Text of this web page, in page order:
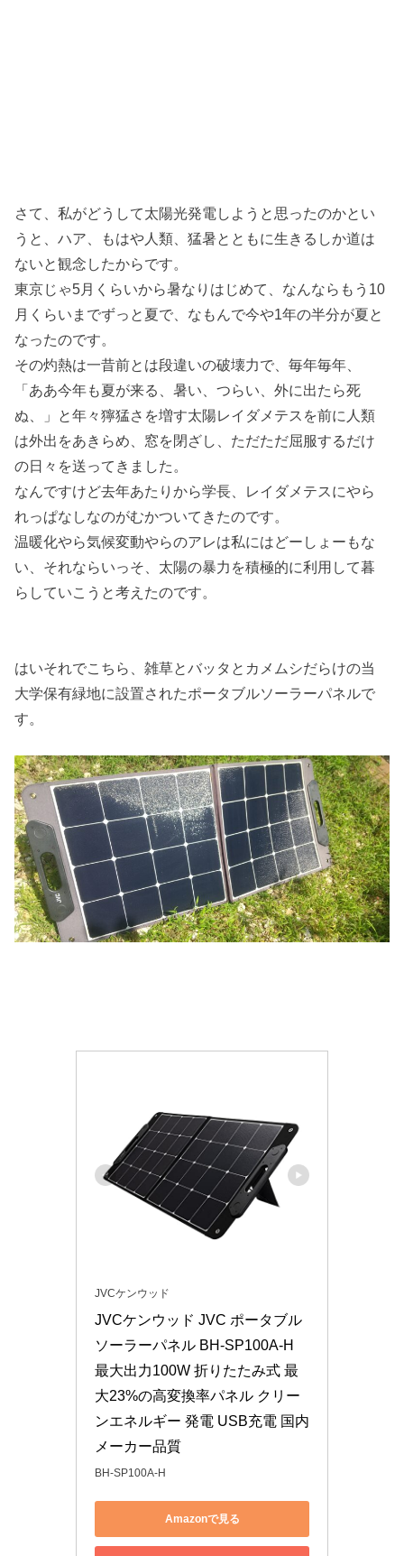
さて、私がどうして太陽光発電しようと思ったのかとい
うと、ハア、もはや人類、猛暑とともに生きるしか道は
ないと観念したからです。
東京じゃ5月くらいから暑なりはじめて、なんならもう10
月くらいまでずっと夏で、なもんで今や1年の半分が夏と
なったのです。
その灼熱は一昔前とは段違いの破壊力で、毎年毎年、
「ああ今年も夏が来る、暑い、つらい、外に出たら死
ぬ、」と年々獰猛さを増す太陽レイダメテスを前に人類
は外出をあきらめ、窓を閉ざし、ただただ屈服するだけ
の日々を送ってきました。
なんですけど去年あたりから学長、レイダメテスにやら
れっぱなしなのがむかついてきたのです。
温暖化やら気候変動やらのアレは私にはどーしょーもな
い、それならいっそ、太陽の暴力を積極的に利用して暮
らしていこうと考えたのです。
はいそれでこちら、雑草とバッタとカメムシだらけの当
大学保有緑地に設置されたポータブルソーラーパネルで
す。
JVCケンウッド
JVCケンウッド JVC ポータブル
ソーラーパネル BH-SP100A-H
最大出力100W 折りたたみ式 最
大23%の高変換率パネル クリー
ンエネルギー 発電 USB充電 国内
メーカー品質
BH-SP100A-H
Amazonで見る